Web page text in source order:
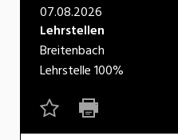
Natur
Verkehr/Logistik
Wirtschaft/Verwaltung
07.08.2026
Lehrstellen
Breitenbach
Lehrstelle100%